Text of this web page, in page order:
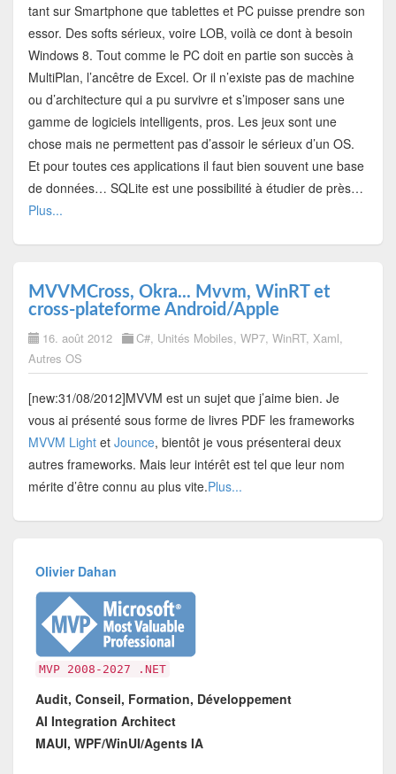
tant sur Smartphone que tablettes et PC puisse prendre son
essor. Des softs sérieux, voire LOB, voilà ce dont à besoin
Windows 8. Tout comme le PC doit en partie son succès à
MultiPlan, l’ancêtre de Excel. Or il n’existe pas de machine
ou d’architecture qui a pu survivre et s’imposer sans une
gamme de logiciels intelligents, pros. Les jeux sont une
chose mais ne permettent pas d’assoir le sérieux d’un OS.
Et pour toutes ces applications il faut bien souvent une base
de données… SQLite est une possibilité à étudier de près…
Plus...
MVVMCross, Okra... Mvvm, WinRT et
cross-plateforme Android/Apple
16. août 2012 C#, Unités Mobiles, WP7, WinRT, Xaml,
Autres OS
[new:31/08/2012]MVVM est un sujet que j’aime bien. Je
vous ai présenté sous forme de livres PDF les frameworks
MVVM Lightet Jounce, bientôt je vous présenterai deux
autres frameworks. Mais leur intérêt est tel que leur nom
mérite d’être connu au plus vite.Plus...
Olivier Dahan
MVP 2008-2027 .NET
Audit, Conseil, Formation, Développement
AI Integration Architect
MAUI, WPF/WinUI/Agents IA